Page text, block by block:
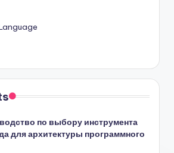
по выбору инструмента
для архитектуры программного